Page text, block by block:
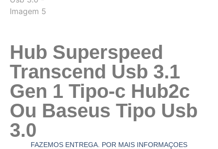
Hub Superspeed
Transcend Usb 3.1
Gen 1 Tipo-c Hub2c
Ou Baseus Tipo Usb
3.0
FAZEMOS ENTREGA. POR MAIS INFORMAÇOES